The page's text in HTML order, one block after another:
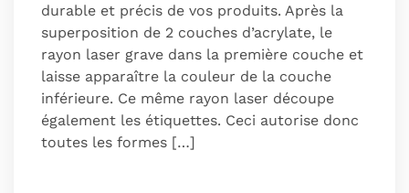
durable et précis de vos produits. Après la
superposition de 2 couches d’acrylate, le
rayon laser grave dans la première couche et
laisse apparaître la couleur de la couche
inférieure. Ce même rayon laser découpe
également les étiquettes. Ceci autorise donc
toutes les formes […]